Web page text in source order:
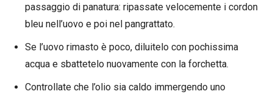
passaggio di panatura: ripassate velocemente i cordon
bleu nell’uovo e poi nel pangrattato.
Se l’uovo rimasto è poco, diluitelo con pochissima
acqua e sbattetelo nuovamente con la forchetta.
Controllate che l’olio sia caldo immergendo uno